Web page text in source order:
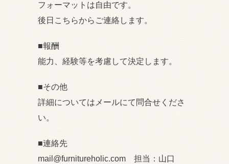
フォーマットは自由です。
後日こちらからご連絡します。
■報酬
能力、経験等を考慮して決定します。
■その他
詳細についてはメールにて問合せくださ
い。
■連絡先
mail@furnitureholic.com 担当：山口